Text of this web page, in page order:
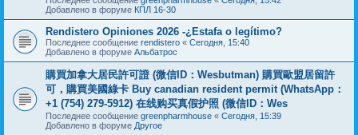
Добавлено в форуме КПЛ 16-30
Rendistero Opiniones 2026 -¿Estafa o legítimo?
Последнее сообщение rendistero « Сегодня, 15:40
Добавлено в форуме Альбатрос
購買加拿大居民許可證 (微信ID：Wesbutman) 購買歐盟居留許
可，購買美國綠卡 Buy canadian resident permit (WhatsApp：
+1 (754) 279-5912) 在线购买真假护照 (微信ID：Wes
Последнее сообщение greenpharmhouse « Сегодня, 15:39
Добавлено в форуме Другое